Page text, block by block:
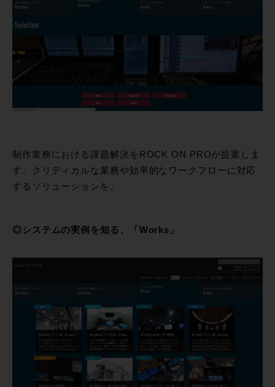
制作業務における課題解決をROCK ON PROが提案しま
す。クリティカルな業務や効率的なワークフローに対応
するソリューションを。
◎システムの実例を知る、「Works」